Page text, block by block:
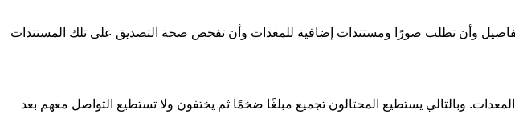
وأن تطلب صورًا ومستندات إضافية للمعدات وأن تفحص صحة التصديق على تلك المستندات
وبالتالي يستطيع المحتالون تجميع مبلغًا ضخمًا ثم يختفون ولا تستطيع التواصل معهم بعد